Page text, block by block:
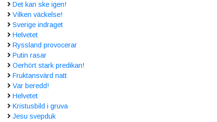
Det kan ske igen!
Vilken väckelse!
Sverige indraget
Helvetet
Ryssland provocerar
Putin rasar
Oerhört stark predikan!
Fruktansvärd natt
Var beredd!
Helvetet
Kristusbild i gruva
Jesu svepduk